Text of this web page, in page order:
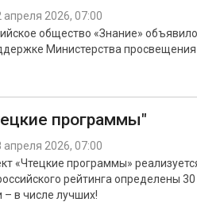
апреля 2026, 07:00
общество «Знание»
Министерства
программы"
апреля 2026, 07:00
«Чтецкие программы»
рейтинга определены
в числе лучших!